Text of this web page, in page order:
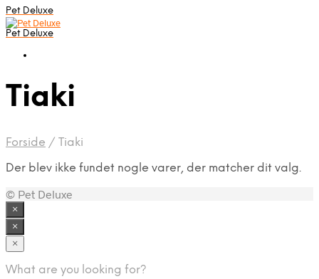
Pet Deluxe
Pet Deluxe
Tiaki
Forside / Tiaki
Der blev ikke fundet nogle varer, der matcher dit valg.
© Pet Deluxe
×
×
×
What are you looking for?